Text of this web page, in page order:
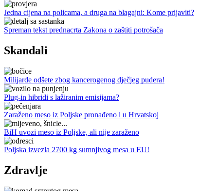
Jedna cijena na policama, a druga na blagajni: Kome prijaviti?
Spreman tekst prednacrta Zakona o zaštiti potrošača
Skandali
Milijarde odšete zbog kancerogenog dječjeg pudera!
Plug-in hibridi s lažiranim emisijama?
Zaraženo meso iz Poljske pronađeno i u Hrvatskoj
BiH uvozi meso iz Poljske, ali nije zaraženo
Poljska izvezla 2700 kg sumnjivog mesa u EU!
Zdravlje